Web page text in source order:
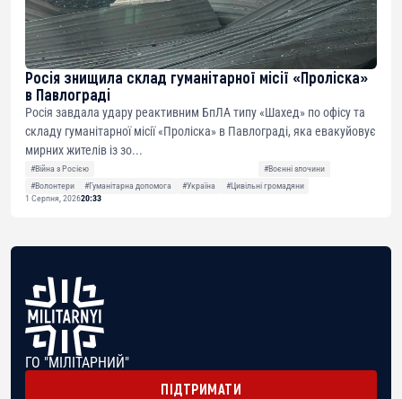
Росія знищила склад гуманітарної місії «Проліска»
в Павлограді
Росія завдала удару реактивним БпЛА типу «Шахед» по офісу та
складу гуманітарної місії «Проліска» в Павлограді, яка евакуйовує
мирних жителів із зо...
#Війна з Росією
#Воєнні злочини
#Волонтери
#Гуманітарна допомога #Україна
#Цивільні громадяни
1 Серпня, 202620:33
ГО "МІЛІТАРНИЙ"
ПІДТРИМАТИ